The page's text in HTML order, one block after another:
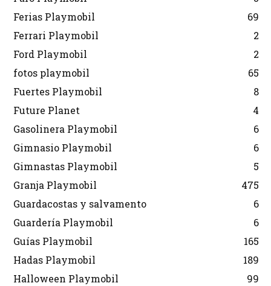
Ferias Playmobil
69
Ferrari Playmobil
2
Ford Playmobil
2
fotos playmobil
65
Fuertes Playmobil
8
Future Planet
4
Gasolinera Playmobil
6
Gimnasio Playmobil
6
Gimnastas Playmobil
5
Granja Playmobil
475
Guardacostas y salvamento
6
Guardería Playmobil
6
Guías Playmobil
165
Hadas Playmobil
189
Halloween Playmobil
99